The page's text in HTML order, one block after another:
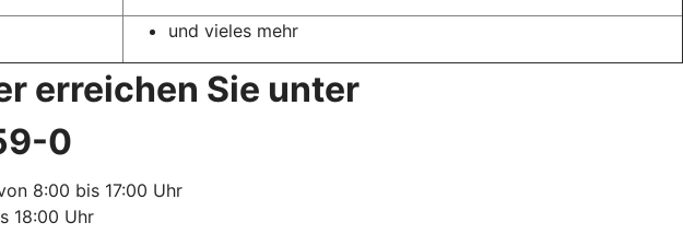
und vieles mehr
erreichen Sie unter
0
8:00 bis 17:00 Uhr
18:00 Uhr